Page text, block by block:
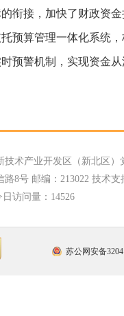
衔接，加快了财政资
预算管理一体化系统
预警机制，实现资金
技术产业开发区（新北区）
8号 邮编：213022 技术支
日访问量： 14526
苏公网安备